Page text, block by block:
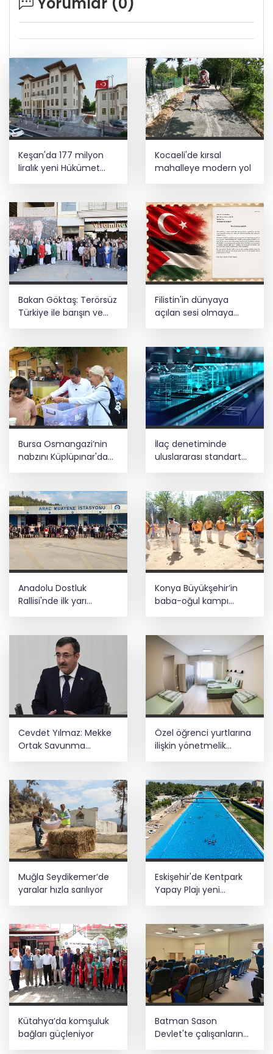
Keşan'da 177 milyon
liralık yeni Hükümet
Konağı'nın temeli atıldı
Kocaeli'de kırsal
mahalleye modern yol
Bakan Göktaş: Terörsüz
Türkiye ile barışın ve
Filistin'in dünyaya
açılan sesi olmaya
Bursa Osmangazi’nin
nabzını Küplüpınar'da
İlaç denetiminde
uluslararası standart
Anadolu Dostluk
Rallisi'nde ilk yarı
tamamlandı
Konya Büyükşehir’in
baba-oğul kampı
Ağustos'ta da sürecek
Cevdet Yılmaz: Mekke
Ortak Savunma
sağlayacak
Özel öğrenci yurtlarına
ilişkin yönetmelik
Muğla Seydikemer’de
yaralar hızla sarılıyor
Eskişehir'de Kentpark
Yapay Plajı yeni
Kütahya’da komşuluk
bağları güçleniyor
Batman Sason
Devlet'te çalışanların
talepleri dinlendi